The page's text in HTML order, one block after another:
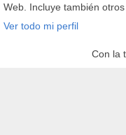
Web. Incluye también
Ver todo mi perfil
Con la